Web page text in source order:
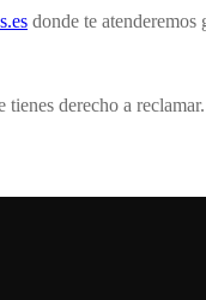
donde te atenderemos
tienes derecho a reclamar.